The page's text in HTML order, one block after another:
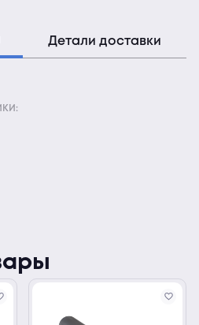
Детали доставки